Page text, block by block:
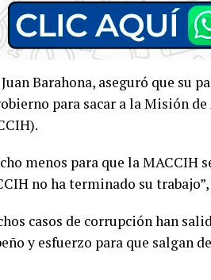
Barahona, aseguró que su
para sacar a la Misión de
menos para que la MACCIH
no ha terminado su
casos de corrupción han
y esfuerzo para que salgan